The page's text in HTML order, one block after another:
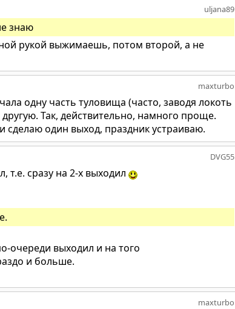
uljana89
знаю
рукой выжимаешь, потом второй, а не
maxturbo
одну часть туловища (часто, заводя локоть
Так, действительно, намного проще.
сделаю один выход, праздник устраиваю.
DVG55
т.е. сразу на 2-х выходил
очереди выходил и на того
и больше.
maxturbo